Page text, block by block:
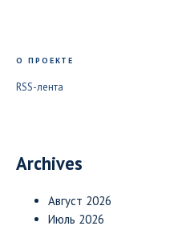
О ПРОЕКТЕ
RSS-лента
Archives
Август 2026
Июль 2026